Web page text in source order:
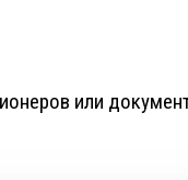
или